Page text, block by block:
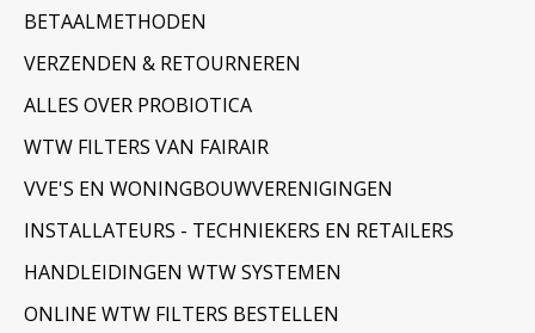
BETAALMETHODEN
VERZENDEN & RETOURNEREN
ALLES OVER PROBIOTICA
WTW FILTERS VAN FAIRAIR
VVE'S EN WONINGBOUWVERENIGINGEN
INSTALLATEURS - TECHNIEKERS EN RETAILERS
HANDLEIDINGEN WTW SYSTEMEN
ONLINE WTW FILTERS BESTELLEN